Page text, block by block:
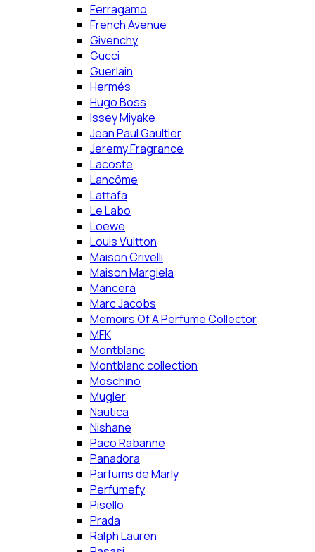
Ferragamo
French Avenue
Givenchy
Gucci
Guerlain
Hermés
Hugo Boss
Issey Miyake
Jean Paul Gaultier
Jeremy Fragrance
Lacoste
Lancôme
Lattafa
Le Labo
Loewe
Louis Vuitton
Maison Crivelli
Maison Margiela
Mancera
Marc Jacobs
Memoirs Of A Perfume Collector
MFK
Montblanc
Montblanc collection
Moschino
Mugler
Nautica
Nishane
Paco Rabanne
Panadora
Parfums de Marly
Perfumefy
Pisello
Prada
Ralph Lauren